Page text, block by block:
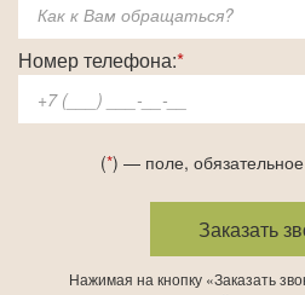
Номер телефона:*
(*) — поле,
Нажимая на кнопку «Заказать